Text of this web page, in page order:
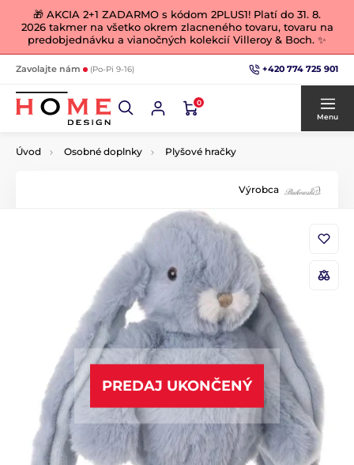
🎁 AKCIA 2+1 ZADARMO s kódom 2PLUS1! Platí do 31. 8.
2026 takmer na všetko okrem zlacneného tovaru, tovaru na
predobjednávku a vianočných kolekcií Villeroy & Boch. ✨
Zavolajte nám (Po-Pi 9-16) +420 774 725 901
0
Menu
Úvod Osobné doplnky Plyšové hračky
Výrobca
PREDAJ UKONČENÝ